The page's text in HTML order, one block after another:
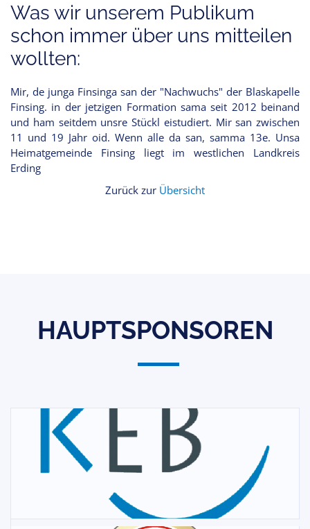
Was wir unserem Publikum
schon immer über uns mitteilen
wollten:
Mir, de junga Finsinga san der "Nachwuchs" der Blaskapelle
Finsing. in der jetzigen Formation sama seit 2012 beinand
und ham seitdem unsre Stückl eistudiert. Mir san zwischen
11 und 19 Jahr oid. Wenn alle da san, samma 13e. Unsa
Heimatgemeinde Finsing liegt im westlichen Landkreis
Erding
Zurück zur Übersicht
HAUPTSPONSOREN